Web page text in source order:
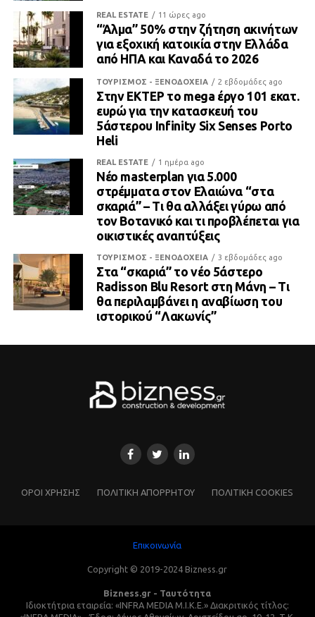
REAL ESTATE 11 ώρες ago
“Άλμα” 50% στην ζήτηση ακινήτων
για εξοχική κατοικία στην Ελλάδα
από ΗΠΑ και Καναδά το 2026
ΤΟΥΡΙΣΜΟΣ - ΞΕΝΟΔΟΧΕΙΑ 2 εβδομάδες ago
Στην ΕΚΤΕΡ το mega έργο 101 εκατ.
ευρώ για την κατασκευή του
5άστερου Infinity Six Senses Porto
Heli
REAL ESTATE 1 ημέρα ago
Νέο masterplan για 5.000
στρέμματα στον Ελαιώνα “στα
σκαριά” – Τι θα αλλάξει γύρω από
τον Βοτανικό και τι προβλέπεται για
οικιστικές αναπτύξεις
ΤΟΥΡΙΣΜΟΣ - ΞΕΝΟΔΟΧΕΙΑ 3 εβδομάδες ago
Στα “σκαριά” το νέο 5άστερο
Radisson Blu Resort στη Μάνη – Τι
θα περιλαμβάνει η αναβίωση του
ιστορικού “Λακωνίς”
ΌΡΟΙ ΧΡΗΣΗΣ ΠΟΛΙΤΙΚΗ ΑΠΟΡΡΗΤΟΥ ΠΟΛΙΤΙΚΗ COOKIES
Επικοινωνία
Copyright © 2019-2024 Bizness.gr
Bizness.gr - Ταυτότητα
Ιδιοκτήτρια εταιρεία: «INFRA MEDIA M.I.K.E.» Διακριτικός τίτλος: